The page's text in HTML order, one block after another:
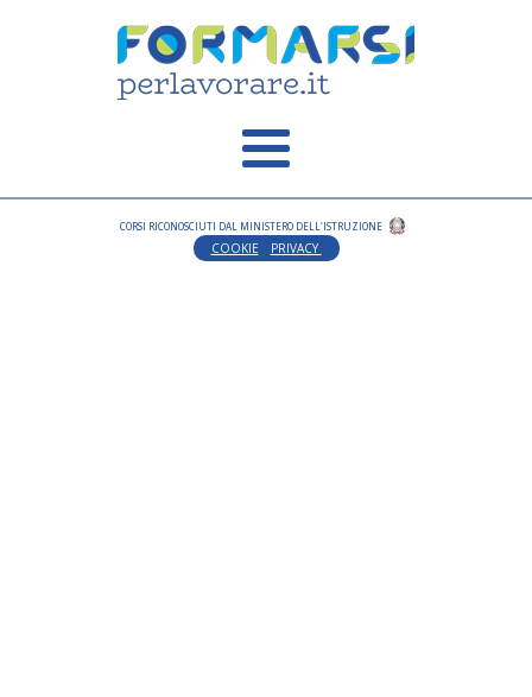
CORSI RICONOSCIUTI DAL MINISTERO DELL'ISTRUZIONE
COOKIE PRIVACY